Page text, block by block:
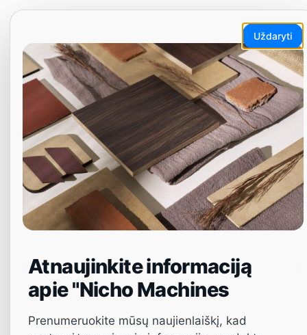
Pereiti
turinio
Meniu
Uždaryti
Atnaujinkite informaciją
apie "Nicho Machines
Prenumeruokite mūsų naujienlaiškį, kad